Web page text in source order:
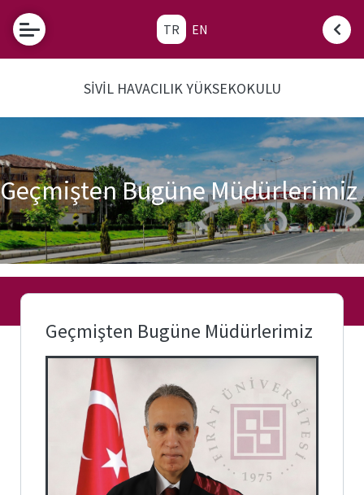
TR EN
Tanınan
Okul Sınav
Komisyonu
Sık
Sorulan
Sorular
SHY-
Nedir?
SİVİL HAVACILIK YÜKSEKOKULU
Geçmişten Bugüne Müdürlerimiz
Geçmişten Bugüne Müdürlerimiz